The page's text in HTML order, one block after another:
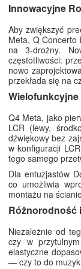
Innowacyjne
Aby zwiększyć
Meta, Q Concerto
na 3-drożny.
częstotliwości:
nowo
przekłada się na
Q4 Meta, jako
LCR (lewy,
dźwiękowy bez
w konfiguracji
tego samego
Dla entuzjastów
co umożliwia
montażu na
Różnorodność
Niezależnie od
czy w
elastyczne
— czy to do